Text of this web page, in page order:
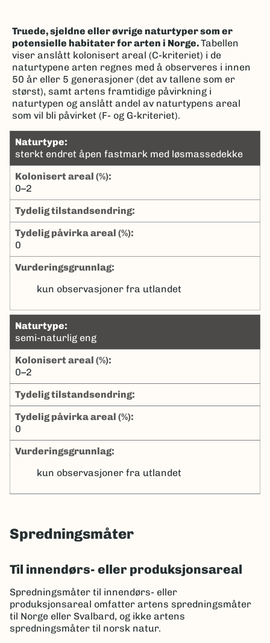
Truede, sjeldne eller øvrige naturtyper som er
potensielle habitater for arten i Norge.Tabellen
viser anslått kolonisert areal (C-kriteriet) i de
naturtypene arten regnes med å observeres i innen
50 år eller 5 generasjoner (det av tallene som er
størst), samt artens framtidige påvirkning i
naturtypen og anslått andel av naturtypens areal
som vil bli påvirket (F- og G-kriteriet).
naturtype:
sterkt endret åpen fastmark med løsmassedekke
kolonisert areal (%):
0–2
tydelig tilstandsendring:
tydelig påvirka areal (%):
0
Vurderingsgrunnlag:
kun observasjoner fra utlandet
naturtype:
semi-naturlig eng
kolonisert areal (%):
0–2
tydelig tilstandsendring:
tydelig påvirka areal (%):
0
Vurderingsgrunnlag:
kun observasjoner fra utlandet
Spredningsmåter
Til innendørs- eller produksjonsareal
Spredningsmåter til innendørs- eller
produksjonsareal omfatter artens spredningsmåter
til Norge eller Svalbard, og ikke artens
spredningsmåter til norsk natur.